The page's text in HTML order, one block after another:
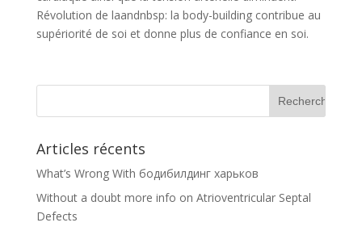
Révolution de laandnbsp: la body-building contribue au
supériorité de soi et donne plus de confiance en soi.
Articles récents
What’s Wrong With бодибилдинг харьков
Without a doubt more info on Atrioventricular Septal
Defects